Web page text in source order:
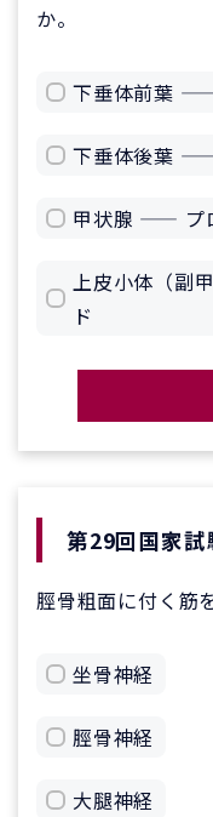
か。
下垂体前葉
下垂体後葉
甲状腺 —— プ
上皮小体（副
ド
第29回国家
脛骨粗面に付く筋
坐骨神経
脛骨神経
大腿神経